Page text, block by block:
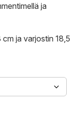
ja
cm ja varjostin 18,5